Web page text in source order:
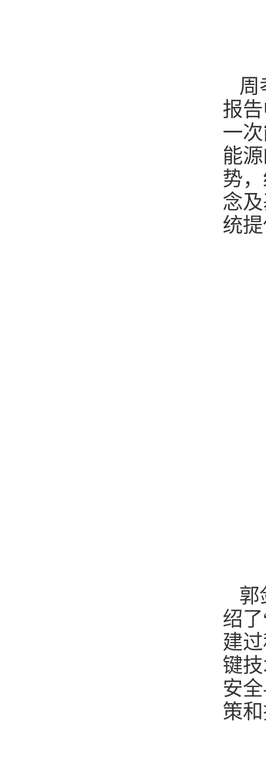
周
报
一
能
势
念
统
郭
绍
建
键
安
策